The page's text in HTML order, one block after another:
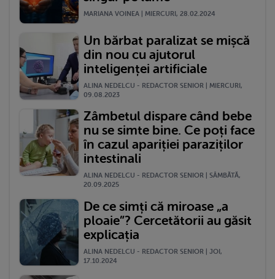
MARIANA VOINEA | MIERCURI, 28.02.2024
Un bărbat paralizat se mișcă
din nou cu ajutorul
inteligenței artificiale
ALINA NEDELCU - REDACTOR SENIOR | MIERCURI,
09.08.2023
Zâmbetul dispare când bebe
nu se simte bine. Ce poți face
în cazul apariției paraziților
intestinali
ALINA NEDELCU - REDACTOR SENIOR | SÂMBĂTĂ,
20.09.2025
De ce simți că miroase „a
ploaie”? Cercetătorii au găsit
explicația
ALINA NEDELCU - REDACTOR SENIOR | JOI,
17.10.2024